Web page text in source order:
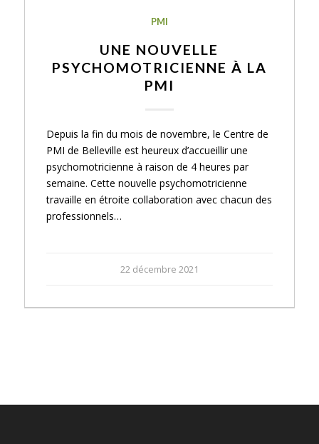
PMI
UNE NOUVELLE
PSYCHOMOTRICIENNE À LA
PMI
Depuis la fin du mois de novembre, le Centre de
PMI de Belleville est heureux d’accueillir une
psychomotricienne à raison de 4 heures par
semaine. Cette nouvelle psychomotricienne
travaille en étroite collaboration avec chacun des
professionnels…
22 décembre 2021